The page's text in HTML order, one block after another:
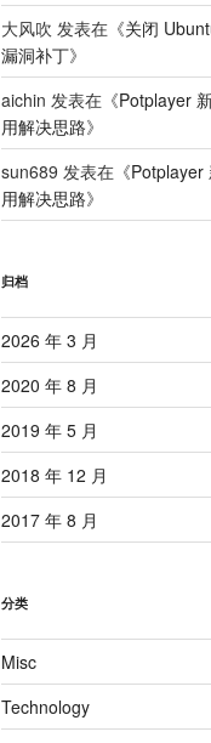
大风吹 发表在《关闭
漏洞补丁》
aichin 发表在《Potplayer
用解决思路》
sun689 发表在《Potplayer
用解决思路》
归档
2026 年 3 月
2020 年 8 月
2019 年 5 月
2018 年 12 月
2017 年 8 月
分类
Misc
Technology